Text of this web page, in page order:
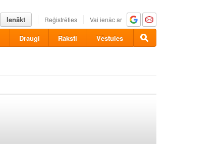
Ienākt Reģistrēties Vai ienāc ar
Draugi Raksti Vēstules